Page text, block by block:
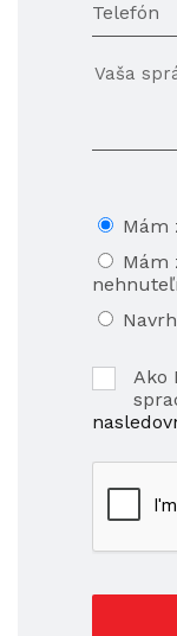
Telefón
Mám
Mám
Ako